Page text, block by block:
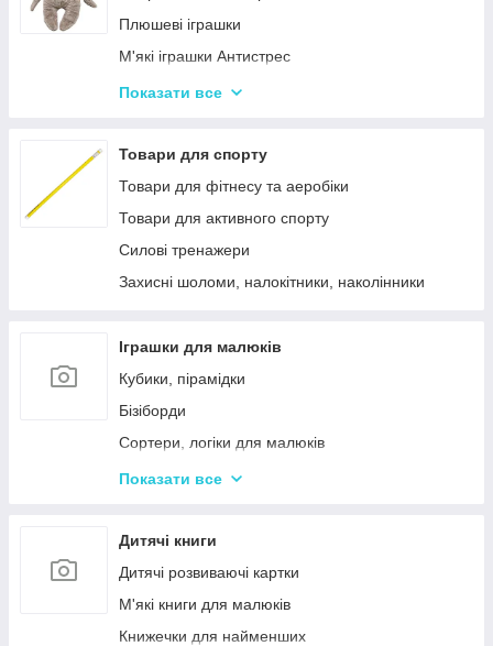
Ліжечка для ляльок
Одяг та аксесуари для Ляльок
Плюшеві іграшки
М'які іграшки Антистрес
Іграшки для лялькового театру
Показати все
Товари для спорту
Товари для фітнесу та аеробіки
Товари для активного спорту
Силові тренажери
Захисні шоломи, налокітники, наколінники
Іграшки для малюків
Кубики, пірамідки
Бізіборди
Сортери, логіки для малюків
Іграшки з музичними ефектами
Машинки іграшкові для дітей
Дитяче кермо
Іграшка Неваляшка
Каталки з ручкою і на мотузочці
Показати все
Дитячі книги
Дитячі розвиваючі картки
М'які книги для малюків
Книжечки для найменших